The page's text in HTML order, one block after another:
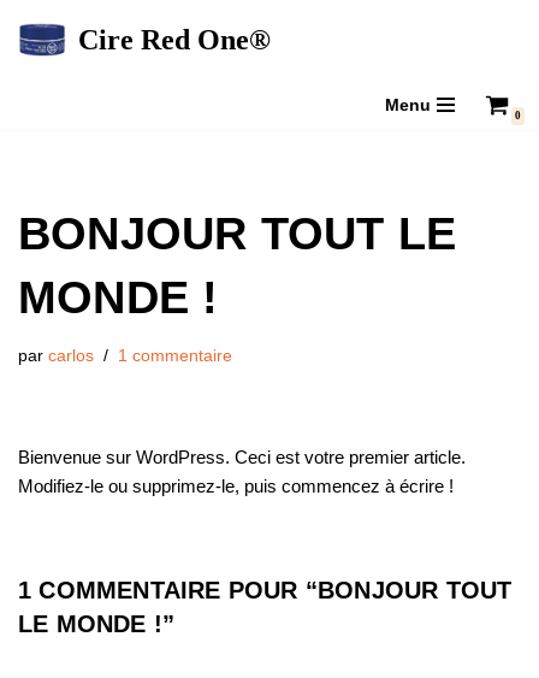
Cire Red One®
Menu
0
BONJOUR TOUT LE
MONDE !
par carlos 1 commentaire
Bienvenue sur WordPress. Ceci est votre premier article.
Modifiez-le ou supprimez-le, puis commencez à écrire !
1 COMMENTAIRE POUR “BONJOUR TOUT
LE MONDE !”